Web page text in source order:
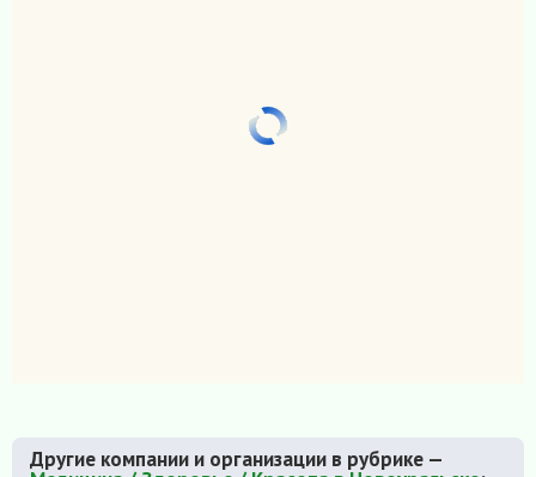
Другие компании и организации в рубрике —